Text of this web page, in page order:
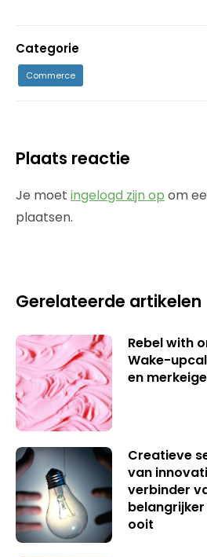
Categorie
Commerce
Plaats reactie
Je moet ingelogd zijn op om
plaatsen.
Gerelateerde artikelen
Rebel with
Wake-
en
Creatieve
van
verbinder
ooit